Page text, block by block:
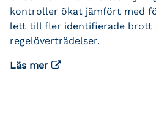
kontroller ökat jämfört med
lett till fler identifierade brott
regelöverträdelser.
Läs mer